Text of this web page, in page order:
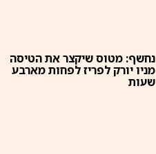
נחשף: מטוס שיקצר את הטיסה
מניו יורק לפריז לפחות מארבע
שעות